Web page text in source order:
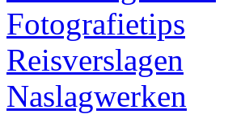
Fotografietips
Reisverslagen
Naslagwerken